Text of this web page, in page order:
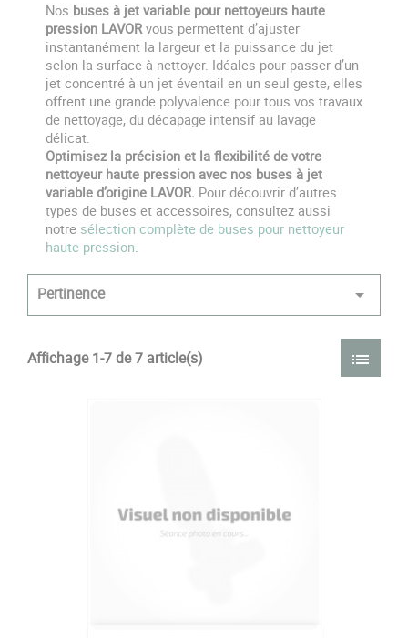
Nos buses à jet variable pour nettoyeurs haute
pression LAVORvous permettent d’ajuster
instantanément la largeur et la puissance du jet
selon la surface à nettoyer. Idéales pour passer d’un
jet concentré à un jet éventail en un seul geste, elles
offrent une grande polyvalence pour tous vos travaux
de nettoyage, du décapage intensif au lavage
délicat.
Optimisez la précision et la flexibilité de votre
nettoyeur haute pression avec nos buses à jet
variable d’origine LAVOR. Pour découvrir d’autres
types de buses et accessoires, consultez aussi
notre sélection complète de buses pour nettoyeur
haute pression.
Pertinence 
Affichage 1-7 de 7 article(s) list